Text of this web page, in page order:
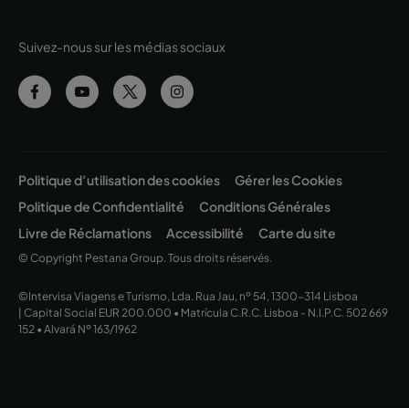
Suivez-nous sur les médias sociaux
Politique d’utilisation des cookies
Gérer les Cookies
Politique de Confidentialité
Conditions Générales
Livre de Réclamations
Accessibilité Carte du site
© Copyright Pestana Group. Tous droits réservés.
©Intervisa Viagens e Turismo, Lda. Rua Jau, nº 54, 1300-314 Lisboa
| Capital Social EUR 200.000 • Matrícula C.R.C. Lisboa - N.I.P.C. 502 669
152 • Alvará Nº 163/1962